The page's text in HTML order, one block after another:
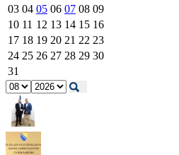
03 04 05 06 07 08 09
10 11 12 13 14 15 16
17 18 19 20 21 22 23
24 25 26 27 28 29 30
31